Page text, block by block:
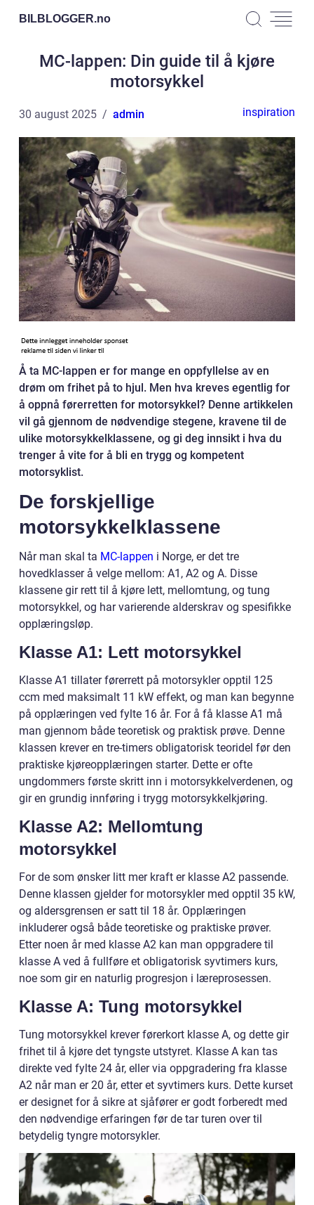
BILBLOGGER.no
MC-lappen: Din guide til å kjøre
motorsykkel
30 august 2025 admin inspiration
Å ta MC-lappen er for mange en oppfyllelse av en
drøm om frihet på to hjul. Men hva kreves egentlig for
å oppnå førerretten for motorsykkel? Denne artikkelen
vil gå gjennom de nødvendige stegene, kravene til de
ulike motorsykkelklassene, og gi deg innsikt i hva du
trenger å vite for å bli en trygg og kompetent
motorsyklist.
De forskjellige
motorsykkelklassene
Når man skal ta MC-lappen i Norge, er det tre
hovedklasser å velge mellom: A1, A2 og A. Disse
klassene gir rett til å kjøre lett, mellomtung, og tung
motorsykkel, og har varierende alderskrav og spesifikke
opplæringsløp.
Klasse A1: Lett motorsykkel
Klasse A1 tillater førerrett på motorsykler opptil 125
ccm med maksimalt 11 kW effekt, og man kan begynne
på opplæringen ved fylte 16 år. For å få klasse A1 må
man gjennom både teoretisk og praktisk prøve. Denne
klassen krever en tre-timers obligatorisk teoridel før den
praktiske kjøreopplæringen starter. Dette er ofte
ungdommers første skritt inn i motorsykkelverdenen, og
gir en grundig innføring i trygg motorsykkelkjøring.
Klasse A2: Mellomtung
motorsykkel
For de som ønsker litt mer kraft er klasse A2 passende.
Denne klassen gjelder for motorsykler med opptil 35 kW,
og aldersgrensen er satt til 18 år. Opplæringen
inkluderer også både teoretiske og praktiske prøver.
Etter noen år med klasse A2 kan man oppgradere til
klasse A ved å fullføre et obligatorisk syvtimers kurs,
noe som gir en naturlig progresjon i læreprosessen.
Klasse A: Tung motorsykkel
Tung motorsykkel krever førerkort klasse A, og dette gir
frihet til å kjøre det tyngste utstyret. Klasse A kan tas
direkte ved fylte 24 år, eller via oppgradering fra klasse
A2 når man er 20 år, etter et syvtimers kurs. Dette kurset
er designet for å sikre at sjåfører er godt forberedt med
den nødvendige erfaringen før de tar turen over til
betydelig tyngre motorsykler.